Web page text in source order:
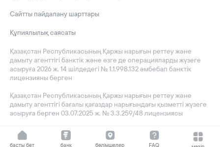
Қазақстан Республикасының Қаржы нарығын реттеу және
дамыту агенттігі банктік және өзге де операцияларды жүзеге
асыруға 2026 ж. 14 шілдедегі № 1.1.998.132 әмбебап банктік
лицензияны берген
Қазақстан Республикасының Қаржы нарығын реттеу және
дамыту агенттігі бағалы қағаздар нарығындағы қызметті жүзеге
асыруға берген 03.07.2025 ж. № 3.3.259/48 лицензиясы
Сайтты пайдалану шарттары
Құпиялылық саясаты
басты бет банк бөлімшелер FAQ